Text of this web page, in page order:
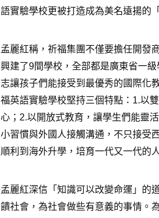
語實驗學校更被打造成為美名遠揚的
孟麗紅稱，祈福集團不僅要擔任開發
興建了9間學校，全部都是廣東省一
志讓孩子們能接受到最優秀的國際化
福英語實驗學校堅持三個特點： 1.以
心； 2.以開放式教育，讓學生們能靈
小習慣與外國人接觸溝通，不只接受
順利到海外升學，培育一代又一代的
孟麗紅深信「知識可以改變命運」的
饋社會，為社會做些有意義的事情。